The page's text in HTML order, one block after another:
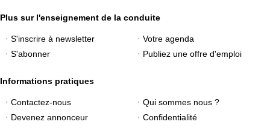
Plus sur l'enseignement de la conduite
S'inscrire à newsletter
Votre agenda
S'abonner
Publiez une offre d'emploi
Informations pratiques
Contactez-nous
Qui sommes nous ?
Devenez annonceur
Confidentialité